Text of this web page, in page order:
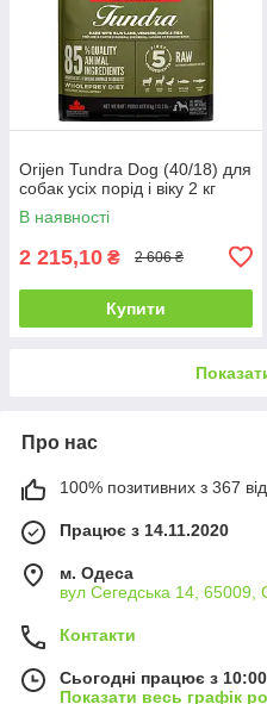
Orijen Tundra Dog (40/18) для
собак усіх порід і віку 2 кг
В наявності
2 215,10 ₴ 2 606 ₴
Купити
Про нас
100% позитивних з 367
Працює з 14.11.2020
м. Одеса
вул Сегедська 14, 65009,
Контакти
Сьогодні працює з
Показати весь графік